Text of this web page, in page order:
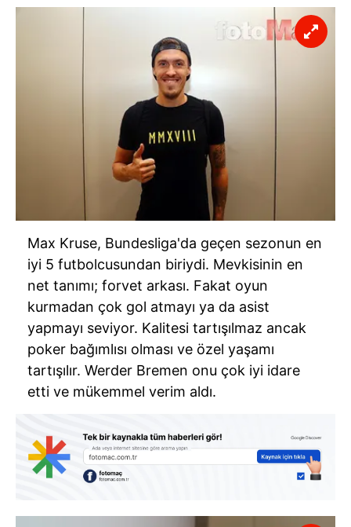
Max Kruse, Bundesliga'da geçen sezonun en
iyi 5 futbolcusundan biriydi. Mevkisinin en
net tanımı; forvet arkası. Fakat oyun
kurmadan çok gol atmayı ya da asist
yapmayı seviyor. Kalitesi tartışılmaz ancak
poker bağımlısı olması ve özel yaşamı
tartışılır. Werder Bremen onu çok iyi idare
etti ve mükemmel verim aldı.